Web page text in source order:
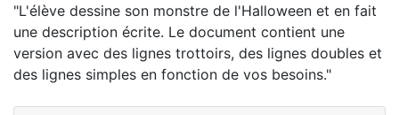
"L'élève dessine son monstre de l'Halloween et en fait
une description écrite. Le document contient une
version avec des lignes trottoirs, des lignes doubles et
des lignes simples en fonction de vos besoins."